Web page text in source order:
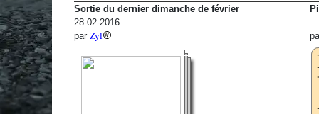
Sortie du dernier dimanche de février
28-02-2016
par Zyl